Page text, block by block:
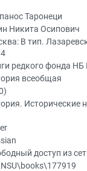
Таронеци
Никита Осипович
В тип.
редкого фонда
всеобщая
Исторические
доступ из